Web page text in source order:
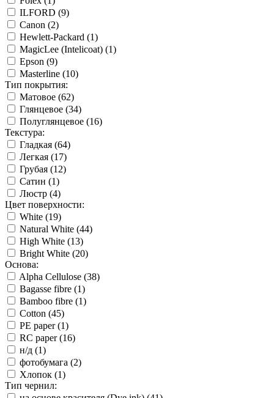
ILFORD (9)
Canon (2)
Hewlett-Packard (1)
MagicLee (Intelicoat) (1)
Epson (9)
Masterline (10)
Тип покрытия:
Матовое (62)
Глянцевое (34)
Полуглянцевое (16)
Текстура:
Гладкая (64)
Легкая (17)
Грубая (12)
Сатин (1)
Люстр (4)
Цвет поверхности:
White (19)
Natural White (44)
High White (13)
Bright White (20)
Основа:
Alpha Cellulose (38)
Bagasse fibre (1)
Bamboo fibre (1)
Cotton (45)
PE paper (1)
RC paper (16)
н/д (1)
фотобумага (2)
Хлопок (1)
Тип чернил: